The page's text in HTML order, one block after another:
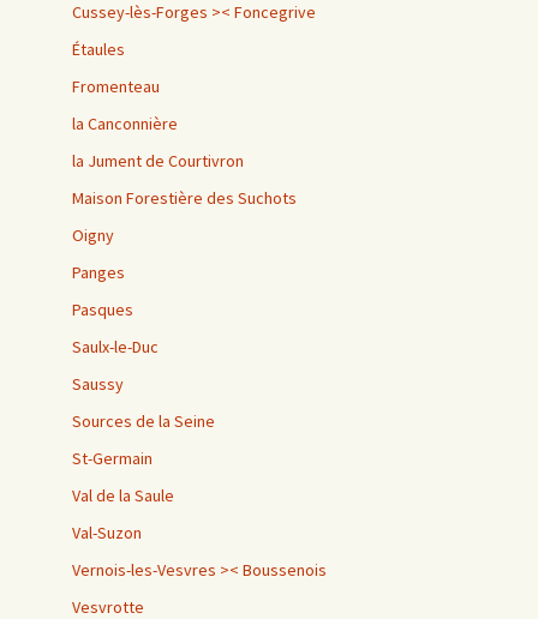
Cussey-lès-Forges >< Foncegrive
Étaules
Fromenteau
la Canconnière
la Jument de Courtivron
Maison Forestière des Suchots
Oigny
Panges
Pasques
Saulx-le-Duc
Saussy
Sources de la Seine
St-Germain
Val de la Saule
Val-Suzon
Vernois-les-Vesvres >< Boussenois
Vesvrotte